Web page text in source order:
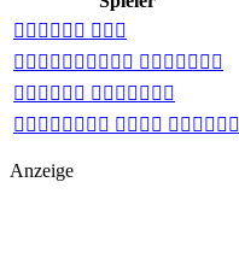
 
 
 
  
Anzeige